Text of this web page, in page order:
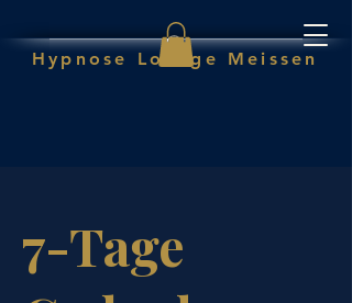
Hypnose Lounge Meissen
7-Tage